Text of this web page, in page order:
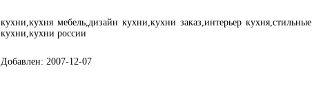
кухни,кухня мебель,дизайн кухни,кухни заказ,интерьер кухня,стильные
кухни,кухни россии
Добавлен: 2007-12-07